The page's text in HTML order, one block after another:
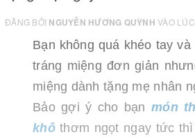
ĐĂNG BỞI NGUYỄN HƯƠNG QUỲNH VÀO
Bạn không quá khéo tay
tráng miệng đơn giản
miệng dành tặng mẹ nhân
Bảo gợi ý cho bạnmón
khôthơm ngọt ngay tức